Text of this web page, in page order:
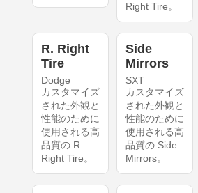
Right Tire。
R. Right
Tire
Dodge
カスタマイズ
された外観と
性能のために
使用される高
品質の R.
Right Tire。
Side
Mirrors
SXT
カスタマイズ
された外観と
性能のために
使用される高
品質の Side
Mirrors。